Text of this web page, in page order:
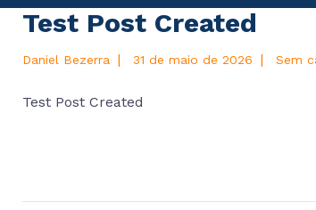
Test Post Created
Daniel Bezerra | 31 de maio de 2026 | Sem
Test Post Created